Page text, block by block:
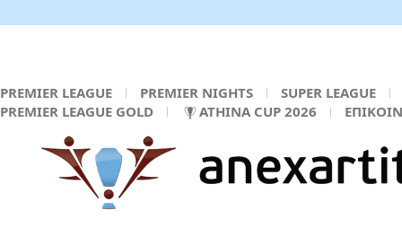
PREMIER LEAGUE PREMIER NIGHTS
SUPER LEAGUE
PREMIER LEAGUE GOLD
ATHINA CUP 2026